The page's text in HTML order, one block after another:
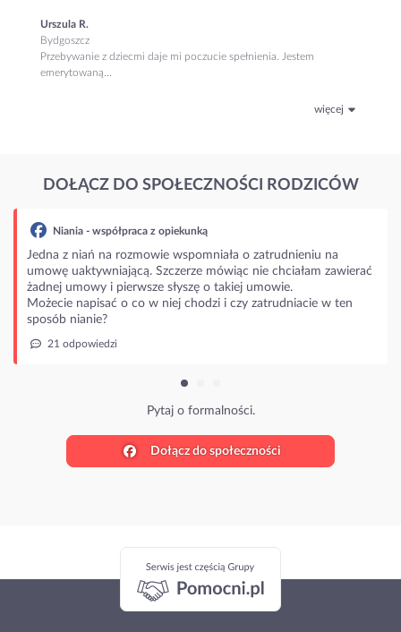
Urszula R.
Bydgoszcz
Przebywanie z dziecmi daje mi poczucie spełnienia. Jestem
emerytowaną...
więcej
DOŁĄCZ DO SPOŁECZNOŚCI RODZICÓW
z opiekunką
wspomniała o zatrudnieniu na
Szczerze mówiąc nie chciałam zawierać
słyszę o takiej umowie.
w niej chodzi i czy zatrudniacie w ten
Dołącz do społeczności